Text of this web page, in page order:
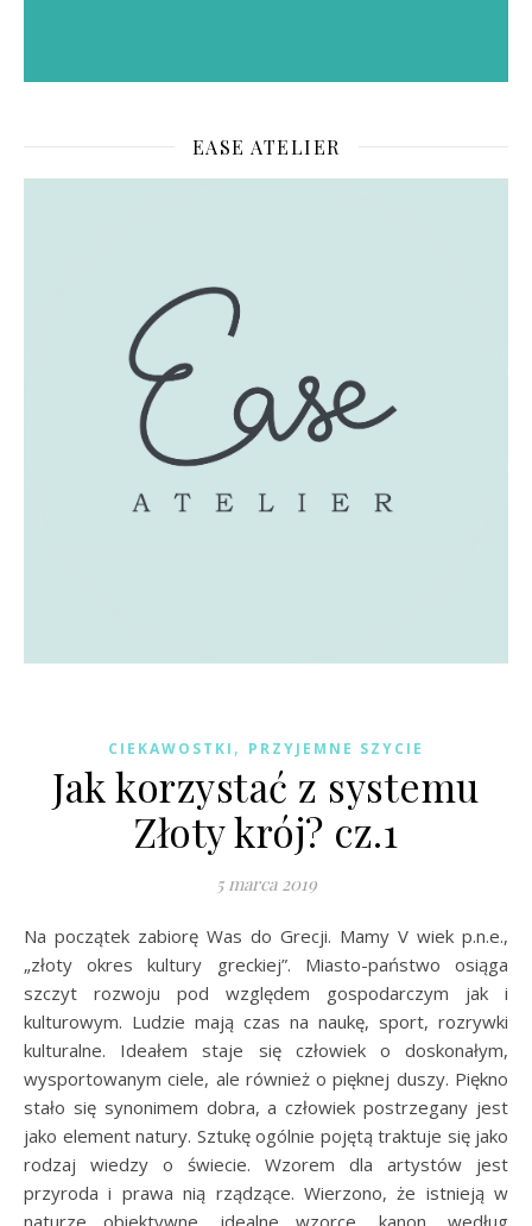
EASE ATELIER
CIEKAWOSTKI , PRZYJEMNE SZYCIE
Jak korzystać z systemu
Złoty krój? cz.1
5 marca 2019
Na początek zabiorę Was do Grecji. Mamy V wiek p.n.e.,
„złoty okres kultury greckiej”. Miasto-państwo osiąga
szczyt rozwoju pod względem gospodarczym jak i
kulturowym. Ludzie mają czas na naukę, sport, rozrywki
kulturalne. Ideałem staje się człowiek o doskonałym,
wysportowanym ciele, ale również o pięknej duszy. Piękno
stało się synonimem dobra, a człowiek postrzegany jest
jako element natury. Sztukę ogólnie pojętą traktuje się jako
rodzaj wiedzy o świecie. Wzorem dla artystów jest
przyroda i prawa nią rządzące. Wierzono, że istnieją w
naturze obiektywne, idealne wzorce, kanon, według